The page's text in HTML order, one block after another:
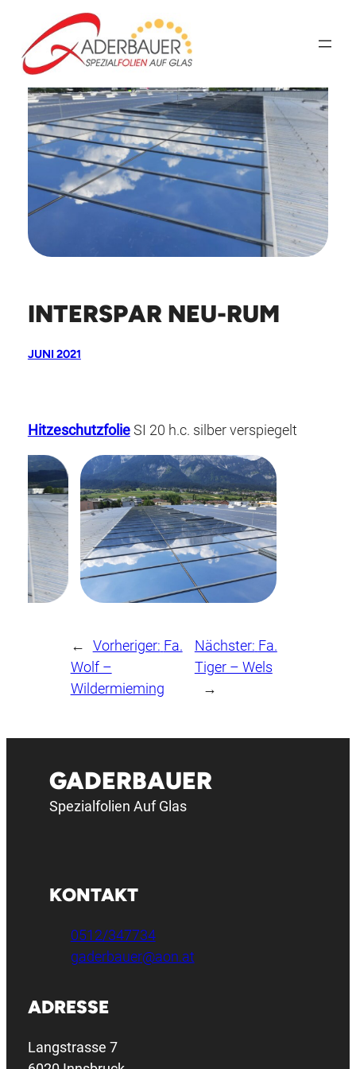
Inhalt
springen
INTERSPAR NEU-RUM
JUNI 2021
HitzeschutzfolieSI 20 h.c. silber verspiegelt
← Vorheriger: Fa.
Wolf –
Wildermieming
Nächster: Fa.
Tiger – Wels
→
GADERBAUER
Spezialfolien Auf Glas
KONTAKT
0512/347734
gaderbauer@aon.at
ADRESSE
Langstrasse 7